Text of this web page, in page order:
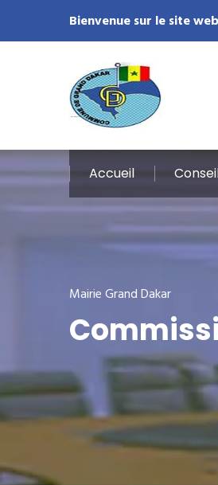
Bienvenue sur le site
Accueil
Mairie Grand Dakar